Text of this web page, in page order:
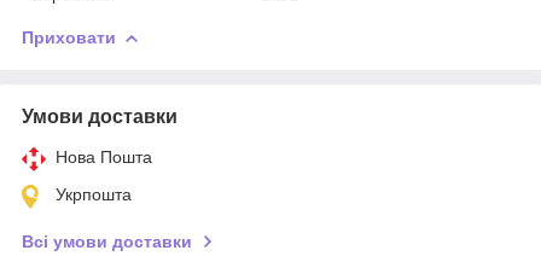
Приховати
Умови доставки
Нова Пошта
Укрпошта
Всі умови доставки